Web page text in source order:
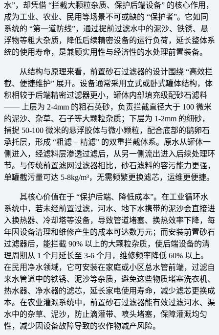
水”，却凭借 “拦截大颗粒杂质、保护后端设备” 的核心作用，
成为工业、农业、民用等场景不可或缺的 “保护者”。它如同
系统的 “第一道防线”，通过提前过滤水中的泥沙、铁锈、悬
浮物等粗大杂质，降低后续精密设备的运行负荷，延长整体系
统的使用寿命，是兼顾实用性与经济性的水处理前置装备。
从结构与原理来看，前置砂石过滤器的设计围绕 “高效拦
截、便捷维护” 展开。设备通常采用立式或卧式罐体结构，体
积相较于后端精密过滤器更小，罐体内部填充级配砂石滤料
—— 上层为 2-4mm 的粗石英砂，负责拦截直径大于 100 微米
的泥沙、杂草、石子等大颗粒杂质；下层为 1-2mm 的细砂，
捕捉 50-100 微米的悬浮胶体与微小颗粒，配合底部的鹅卵石
承托层，形成 “粗滤 + 精滤” 的双重拦截体系。原水从罐体一
侧进入，经滤料层渗透过滤后，从另一侧流出进入后续处理环
节。与传统前置滤网过滤器相比，砂石滤料的容污能力更强，
单罐截污量可达 5-8kg/m³，无需频繁更换滤芯，运维更便捷。
其核心价值在于 “保护后端、降低成本”。在工业循环水
系统中，若未经前置过滤，河水、地下水携带的泥沙会直接进
入换热器、冷却塔等设备，导致管道堵塞、换热效率下降，每
年因设备清理和维修产生的成本可达数万元；而安装前置砂石
过滤器后，能拦截 90% 以上的大颗粒杂质，使后端设备的清
理周期从 1 个月延长至 3-6 个月，维修频率降低 60% 以上。
在民用净水领域，它可安装在家庭或小区总水管前端，过滤自
来水管道中的铁锈、泥沙等杂质，避免这些物质堵塞洗衣机、
热水器、净水器的滤芯，延长家电使用寿命，减少滤芯更换成
本。在农业灌溉系统中，前置砂石过滤器能有效过滤河水、渠
水中的杂草、泥沙，防止滴灌带、喷头堵塞，保障灌溉均匀
性，减少因设备故障导致的农作物减产风险。